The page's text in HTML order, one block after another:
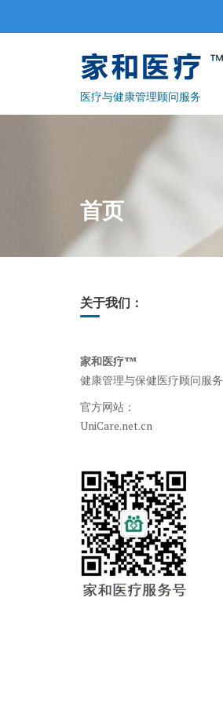
医疗与健康管理顾问服务
首页
关于我们：
家和医疗™
健康管理与保健医疗顾问服务
官方网站：
UniCare.net.cn